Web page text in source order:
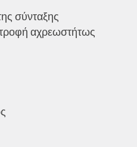
σύνταξης
αχρεωστήτως